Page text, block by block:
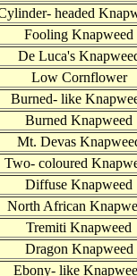
headed
Fooling Knapweed
De Luca's
Low Cornflower
Burned- like
Burned Knapweed
Mt. Devas
Two- coloured
Diffuse Knapweed
North African
Tremiti Knapweed
Dragon Knapweed
Ebony- like